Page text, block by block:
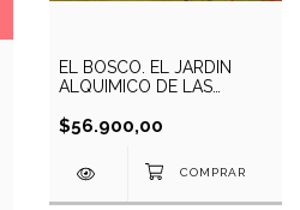
EL BOSCO. EL JARDIN
ALQUIMICO DE LAS
$56.900,00